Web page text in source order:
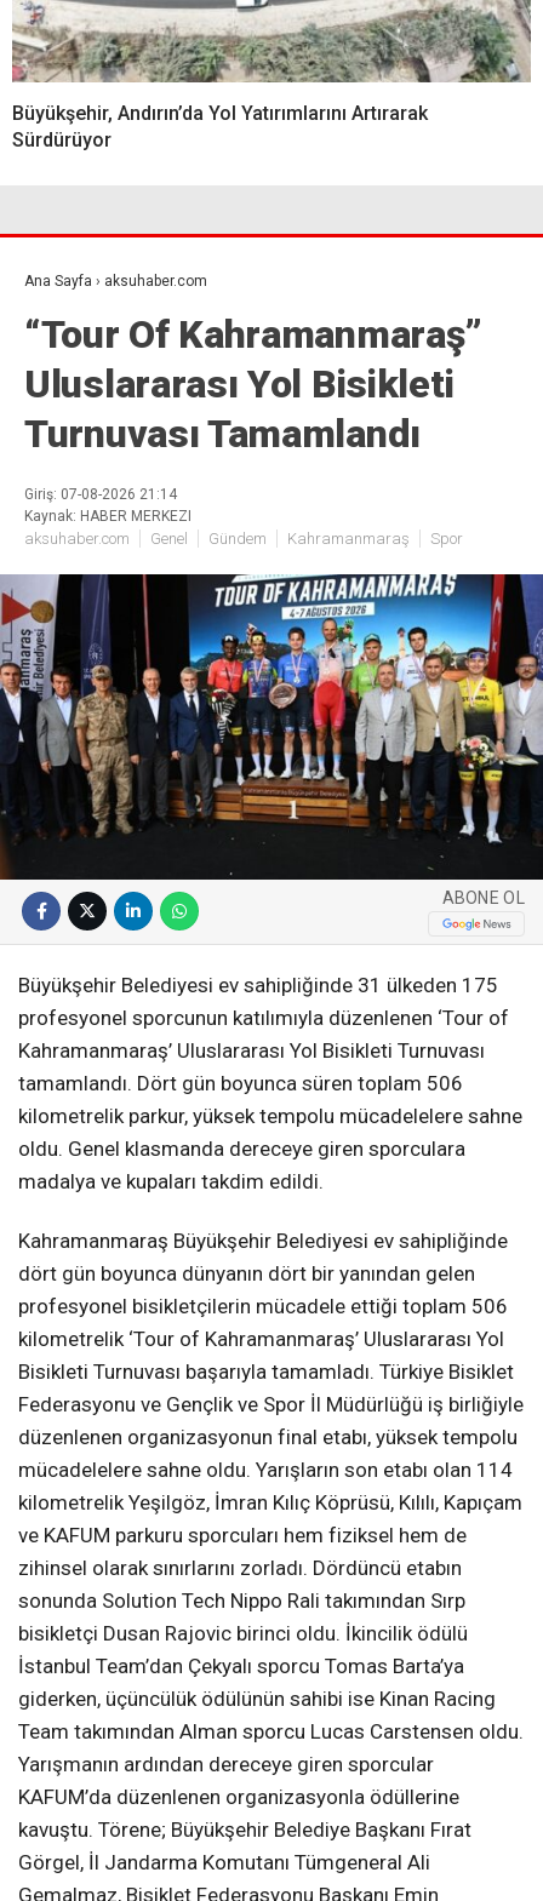
Büyükşehir, Andırın’da Yol Yatırımlarını Artırarak
Sürdürüyor
Ana Sayfa › aksuhaber.com
“Tour Of Kahramanmaraş”
Uluslararası Yol Bisikleti
Turnuvası Tamamlandı
Giriş: 07-08-2026 21:14
Kaynak: HABER MERKEZI
aksuhaber.com Genel Gündem Kahramanmaraş Spor
ABONE OL
Büyükşehir Belediyesi ev sahipliğinde 31 ülkeden 175
profesyonel sporcunun katılımıyla düzenlenen ‘Tour of
Kahramanmaraş’ Uluslararası Yol Bisikleti Turnuvası
tamamlandı. Dört gün boyunca süren toplam 506
kilometrelik parkur, yüksek tempolu mücadelelere sahne
oldu. Genel klasmanda dereceye giren sporculara
madalya ve kupaları takdim edildi.
Kahramanmaraş Büyükşehir Belediyesi ev sahipliğinde
dört gün boyunca dünyanın dört bir yanından gelen
profesyonel bisikletçilerin mücadele ettiği toplam 506
kilometrelik ‘Tour of Kahramanmaraş’ Uluslararası Yol
Bisikleti Turnuvası başarıyla tamamladı. Türkiye Bisiklet
Federasyonu ve Gençlik ve Spor İl Müdürlüğü iş birliğiyle
düzenlenen organizasyonun final etabı, yüksek tempolu
mücadelelere sahne oldu. Yarışların son etabı olan 114
kilometrelik Yeşilgöz, İmran Kılıç Köprüsü, Kılılı, Kapıçam
ve KAFUM parkuru sporcuları hem fiziksel hem de
zihinsel olarak sınırlarını zorladı. Dördüncü etabın
sonunda Solution Tech Nippo Rali takımından Sırp
bisikletçi Dusan Rajovic birinci oldu. İkincilik ödülü
İstanbul Team’dan Çekyalı sporcu Tomas Barta’ya
giderken, üçüncülük ödülünün sahibi ise Kinan Racing
Team takımından Alman sporcu Lucas Carstensen oldu.
Yarışmanın ardından dereceye giren sporcular
KAFUM’da düzenlenen organizasyonla ödüllerine
kavuştu. Törene; Büyükşehir Belediye Başkanı Fırat
Görgel, İl Jandarma Komutanı Tümgeneral Ali
Gemalmaz, Bisiklet Federasyonu Başkanı Emin